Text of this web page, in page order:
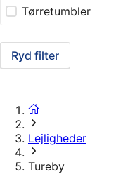
Tørretumbler
Ryd filter
Lejligheder
Tureby